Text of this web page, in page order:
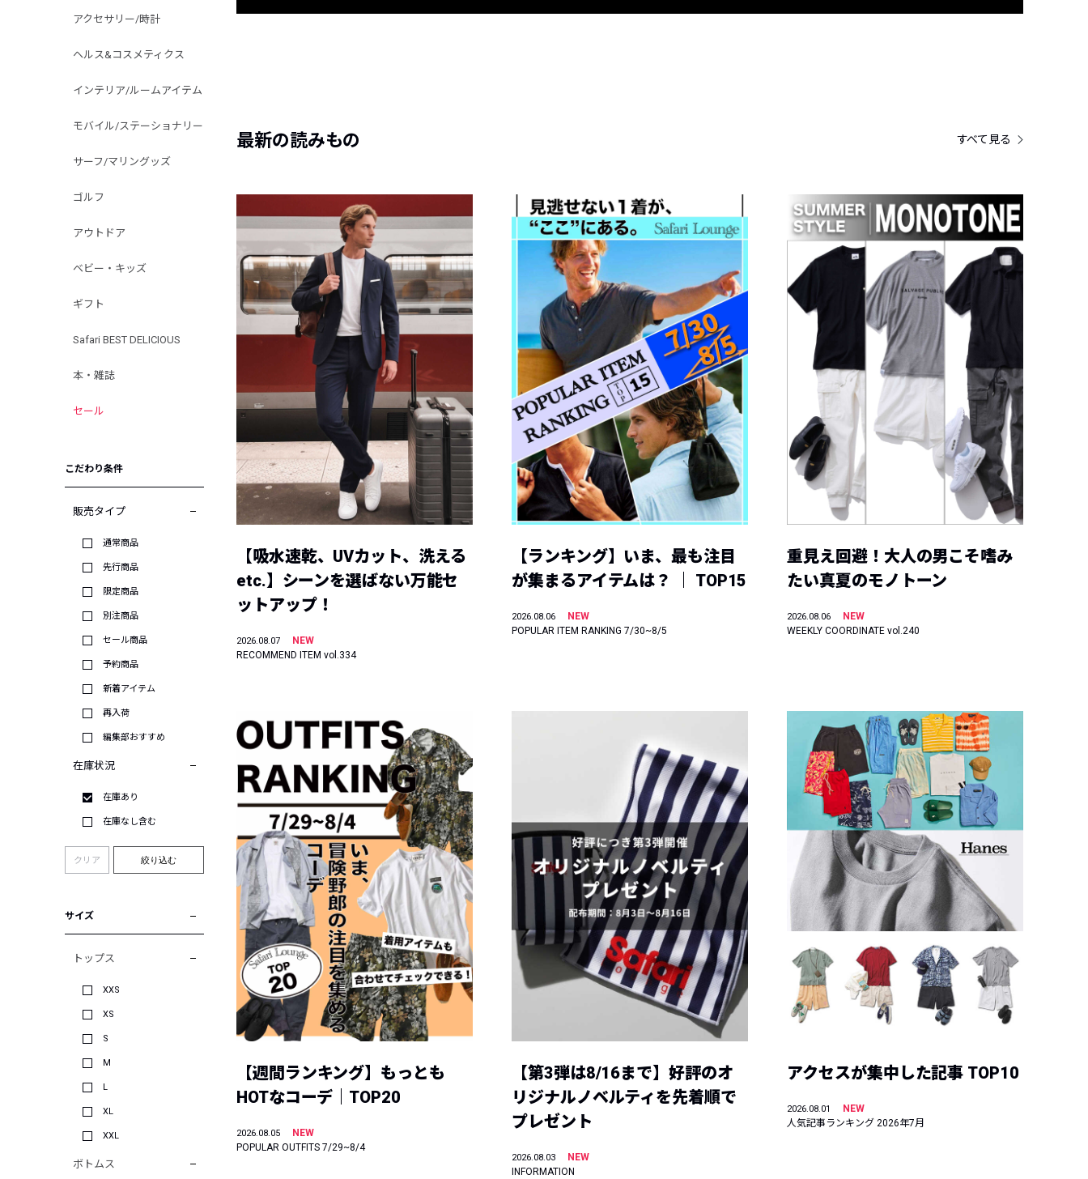
アクセサリー/時計
ヘルス&コスメティクス
インテリア/ルームアイテム
モバイル/ステーショナリー
サーフ/マリングッズ
ゴルフ
アウトドア
ベビー・キッズ
ギフト
Safari BEST DELICIOUS
本・雑誌
セール
こだわり条件
販売タイプ
通常商品
先行商品
限定商品
別注商品
セール商品
予約商品
新着アイテム
再入荷
編集部おすすめ
在庫状況
在庫あり
在庫なし含む
クリア 絞り込む
サイズ
トップス
XXS
XS
S
M
L
XL
XXL
ボトムス
最新の読みもの すべて見る
【吸水速乾、UVカット、洗える
etc.】シーンを選ばない万能セ
ットアップ！
2026.08.07
NEW
RECOMMEND ITEM vol.334
【ランキング】いま、最も注目
が集まるアイテムは？ ｜ TOP15
2026.08.06
NEW
POPULAR ITEM RANKING 7/30~8/5
重見え回避！大人の男こそ嗜み
たい真夏のモノトーン
2026.08.06
NEW
WEEKLY COORDINATE vol.240
【週間ランキング】もっとも
HOTなコーデ｜TOP20
2026.08.05
NEW
POPULAR OUTFITS 7/29~8/4
【第3弾は8/16まで】好評のオ
リジナルノベルティを先着順で
プレゼント
2026.08.03
NEW
INFORMATION
アクセスが集中した記事 TOP10
2026.08.01
NEW
人気記事ランキング 2026年7月